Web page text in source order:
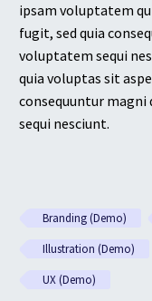
ipsam voluptatem
fugit, sed quia
voluptatem sequi
quia voluptas sit
consequuntur
sequi nesciunt.
Branding (Demo)
Illustration (Demo)
UX (Demo)